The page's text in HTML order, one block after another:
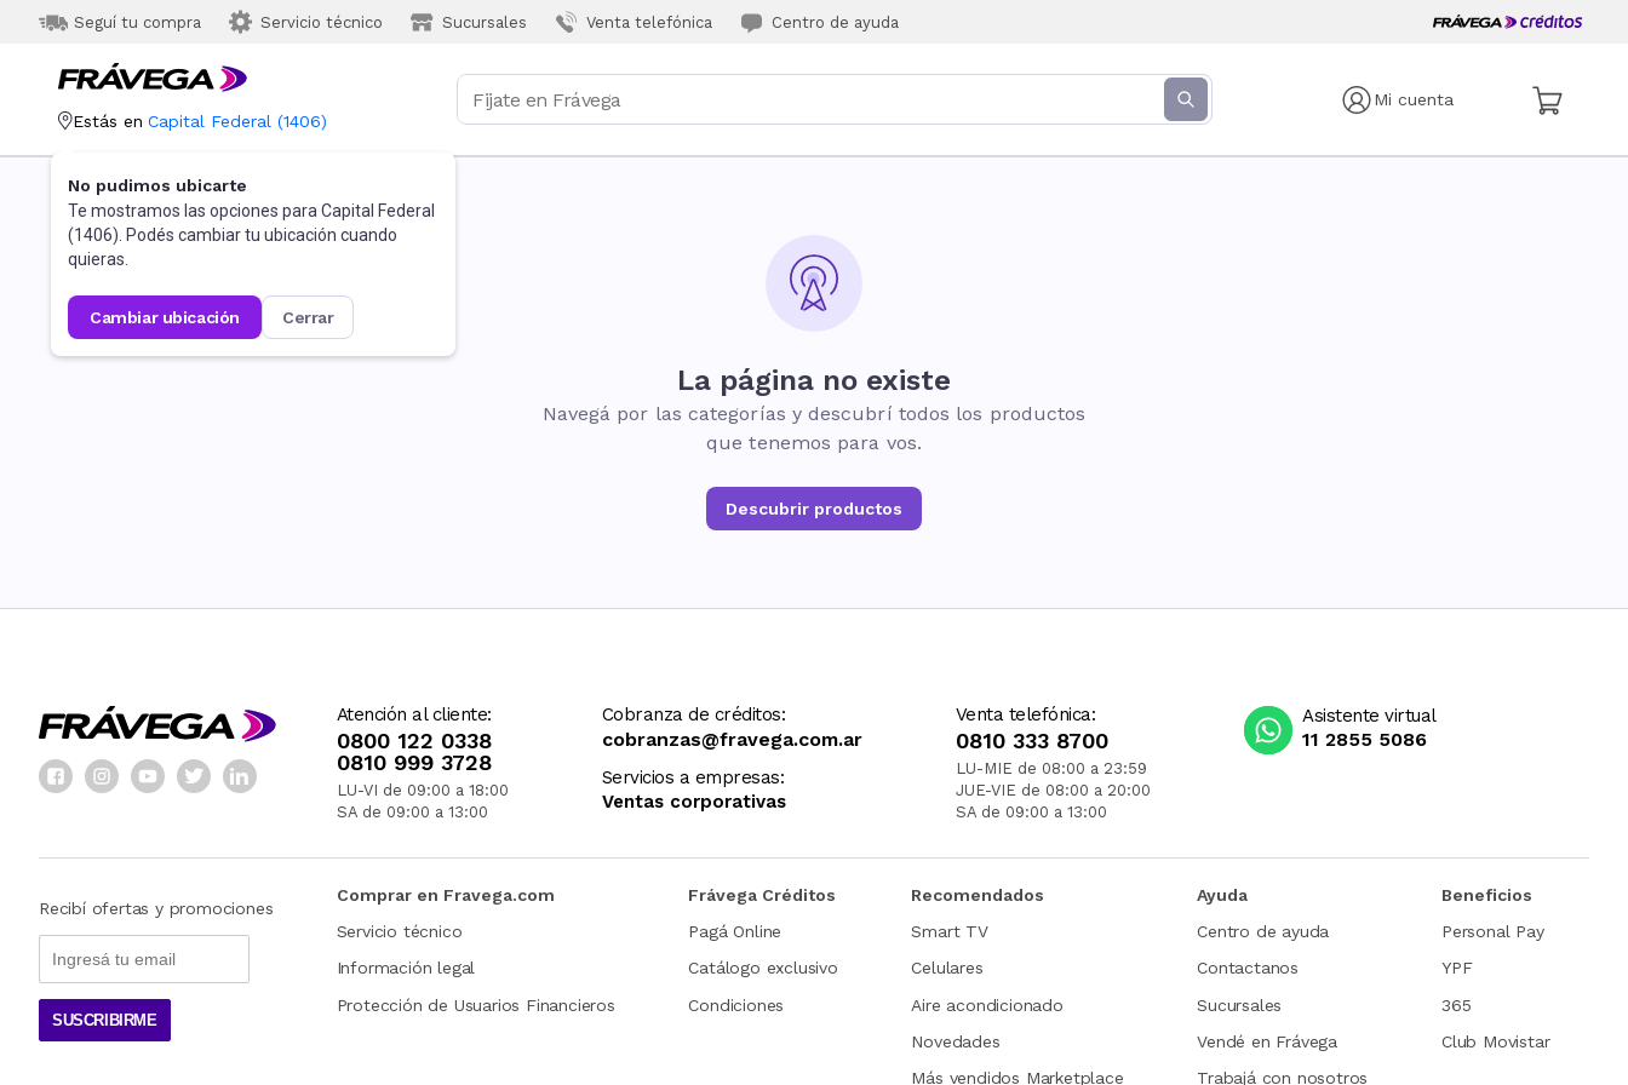
Seguí tu compra Servicio técnico Sucursales Venta telefónica Centro de ayuda
Mi cuenta
Estás en Capital Federal (1406)
No pudimos ubicarte
Te mostramos las opciones para Capital Federal
(1406). Podés cambiar tu ubicación cuando
quieras.
cambiar ubicación cerrar
La página no existe
Navegá por las categorías y descubrí todos los productos
que tenemos para vos.
Descubrir productos
Atención al cliente:
0800 122 0338
0810 999 3728
LU-VI de 09:00 a 18:00
SA de 09:00 a 13:00
Cobranza de créditos:
cobranzas@fravega.com.ar
Servicios a empresas:
Ventas corporativas
Venta telefónica:
0810 333 8700
LU-MIE de 08:00 a 23:59
JUE-VIE de 08:00 a 20:00
SA de 09:00 a 13:00
Asistente virtual
11 2855 5086
Recibí ofertas y promociones
SUSCRIBIRME
Comprar en Fravega.com
Servicio técnico
Información legal
Protección de Usuarios Financieros
Frávega Créditos
Pagá Online
Catálogo exclusivo
Condiciones
Recomendados
Smart TV
Celulares
Aire acondicionado
Novedades
Más vendidos Marketplace
Ayuda
Centro de ayuda
Contactanos
Sucursales
Vendé en Frávega
Trabajá con nosotros
Beneficios
Personal Pay
YPF
365
Club Movistar